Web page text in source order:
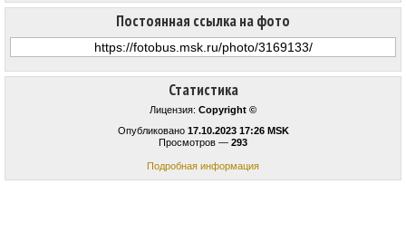
Статистика
Лицензия: Copyright ©
Опубликовано 17.10.2023 17:26 MSK
Просмотров — 293
Подробная информация
Постоянная ссылка на фото